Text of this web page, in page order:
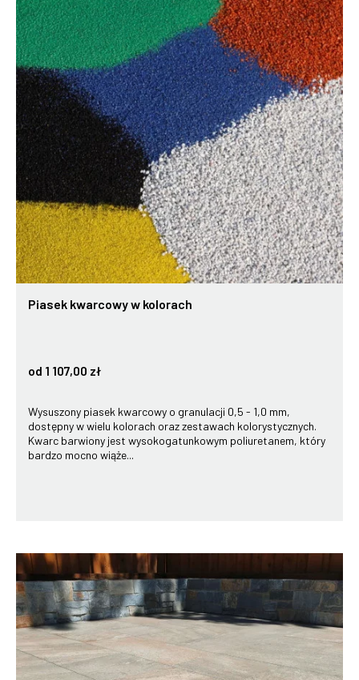
Piasek kwarcowy w kolorach
od 1 107,00 zł
Wysuszony piasek kwarcowy o granulacji 0,5 - 1,0 mm,
dostępny w wielu kolorach oraz zestawach kolorystycznych.
Kwarc barwiony jest wysokogatunkowym poliuretanem, który
bardzo mocno wiąże...